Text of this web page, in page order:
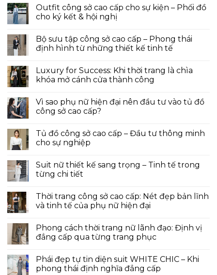
Outfit công sở cao cấp cho sự kiện – Phối đồ
cho ký kết & hội nghị
Bộ sưu tập công sở cao cấp – Phong thái
định hình từ những thiết kế tinh tế
Luxury for Success: Khi thời trang là chìa
khóa mở cánh cửa thành công
Vì sao phụ nữ hiện đại nên đầu tư vào tủ đồ
công sở cao cấp?
Tủ đồ công sở cao cấp – Đầu tư thông minh
cho sự nghiệp
Suit nữ thiết kế sang trọng – Tinh tế trong
từng chi tiết
Thời trang công sở cao cấp: Nét đẹp bản lĩnh
và tinh tế của phụ nữ hiện đại
Phong cách thời trang nữ lãnh đạo: Định vị
đẳng cấp qua từng trang phục
Phái đẹp tự tin diện suit WHITE CHIC – Khi
phong thái định nghĩa đẳng cấp